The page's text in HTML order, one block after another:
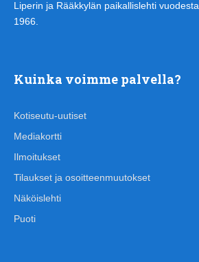
Liperin ja Rääkkylän paikallislehti vuodesta
1966.
Kuinka voimme palvella?
Kotiseutu-uutiset
Mediakortti
Ilmoitukset
Tilaukset ja osoitteenmuutokset
Näköislehti
Puoti